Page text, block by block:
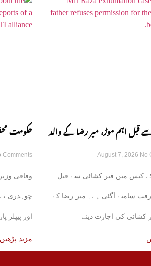
سے قبل اہم موڑ، میر رضا کے والد
سے انکار کر دیا
August 7, 2026 No
کیس میں قبر کشائی سے قبل
سامنے آگئی ہے۔ میر رضا کے
کشائی کی اجازت دینے
حکومت
کے اتحاد
Comments
وفاقی
چوہدری
اور پیپلز
کی
مزید پڑھیں